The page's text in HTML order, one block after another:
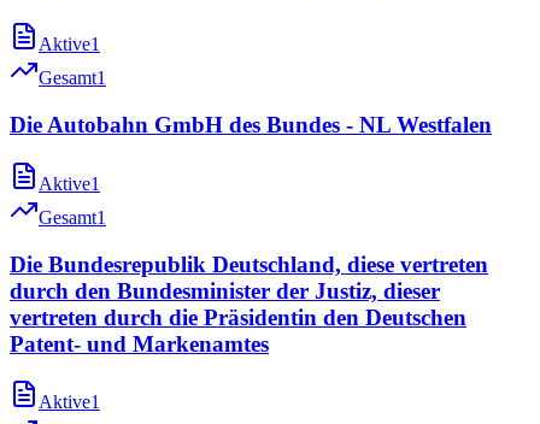
Aktive1
Gesamt1
Die Autobahn GmbH des Bundes - NL Westfalen
Aktive1
Gesamt1
Die Bundesrepublik Deutschland, diese vertreten
durch den Bundesminister der Justiz, dieser
vertreten durch die Präsidentin den Deutschen
Patent- und Markenamtes
Aktive1